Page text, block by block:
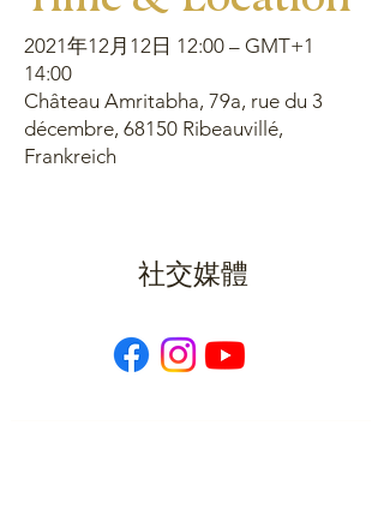
2021年12月12日 12:00 – GMT+1
14:00
Château Amritabha, 79a, rue du 3
décembre, 68150 Ribeauvillé,
Frankreich
社交媒體